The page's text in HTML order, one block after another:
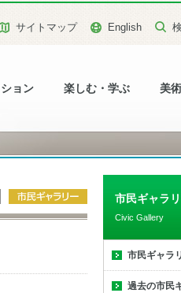
ョン 楽しむ・学ぶ 美
サイトマップ English
市民ギャラ
Civic Gallery
市民ギャラ
過去の市民